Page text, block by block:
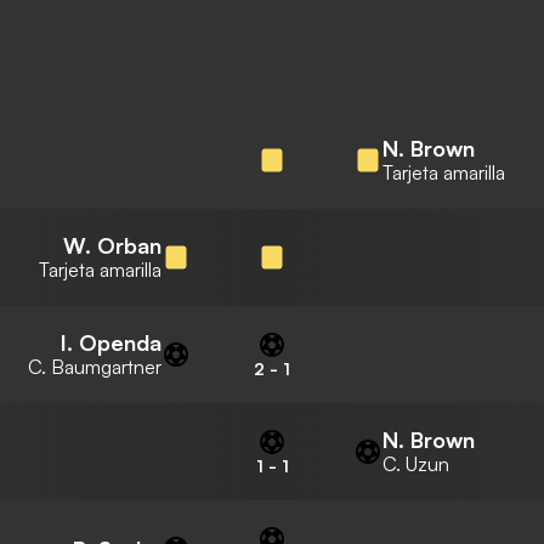
N. Brown
Tarjeta amarilla
W. Orban
Tarjeta amarilla
I. Openda
C. Baumgartner 2 - 1
1 - 1
N. Brown
C. Uzun